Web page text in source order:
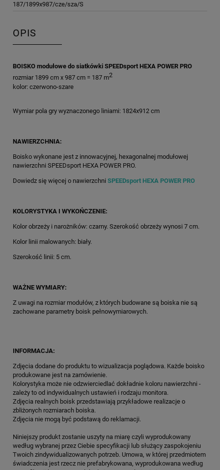
187/1899x987/cze/sza/S
OPIS
BOISKO modułowe do siatkówki SPEEDsport HEXA POWER PRO
rozmiar 1899 cm x 987 cm = 187 m2
kolor: czerwono-szare
Wymiar pola gry wyznaczonego liniami: 1824x912 cm
NAWIERZCHNIA:
Boisko wykonane jest z innowacyjnej, hexagonalnej modułowej
nawierzchni SPEEDsport HEXA POWER PRO.
Dowiedz się więcej o nawierzchni SPEEDsport HEXA POWER PRO
KOLORYSTYKA I WYKOŃCZENIE:
Kolor obrzeży i narożników: czarny. Szerokość obrzeży wynosi 7 cm.
Kolor linii malowanych: biały.
Szerokość linii: 5 cm.
WAŻNE WYMIARY:
Z uwagi na rozmiar modułów, z których budowane są boiska nie są
zachowane parametry boisk pełnowymiarowych.
INFORMACJA:
Zdjęcia dodane do produktu to wizualizacja poglądowa. Każde boisko
produkowane jest na zamówienie.
Kolorystyka może nie odzwierciedlać dokładnie koloru nawierzchni -
zależy to od indywidualnych ustawień i rodzaju monitora.
Zdjęcia realnych boisk przedstawiają przykładowe realizacje o
zbliżonych rozmiarach boiska.
Zdjęcia nie mogą być podstawą do reklamacji.
Niniejszy produkt zostanie uszyty na miarę czyli wyprodukowany
według wybranej przez Ciebie specyfikacji lub służący zaspokojeniu
Twoich zindywidualizowanych potrzeb. Umowa, w której przedmiotem
świadczenia jest rzecz nie prefabrykowana, wyprodukowana według